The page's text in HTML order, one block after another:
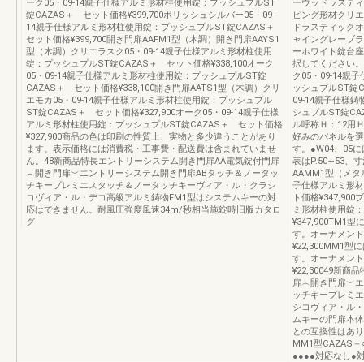
ーク05・09-14親子仕様アルミ形材柱使用錠：プッシュプルST
錠CAZAS＋ セット価格¥399,700ポリッシュシルバー05・09-
14親子仕様アルミ形材柱使用錠：プッシュプルST錠CAZAS＋
セット価格¥399,700開き門扉AAFM1型（木調）開き門扉AAYS1
型（木調）クリエラスク05・09-14親子仕様アルミ形材柱使用
錠：プッシュプルST錠CAZAS＋ セット価格¥338,100オーク
05・09-14親子仕様アルミ形材柱使用錠：プッシュプルST錠
CAZAS＋ セット価格¥338,100開き門扉AATS1型（木調）クリ
エモカ05・09-14親子仕様アルミ形材柱使用錠：プッシュプル
ST錠CAZAS＋ セット価格¥327,900オーク05・09-14親子仕様
アルミ形材柱使用錠：プッシュプルST錠CAZAS＋ セット価格
¥327,900商品の色は印刷の性質上、実物と多少違うことがあり
ます。表示価格には消費税・工事費・配送費は含まれていませ
ん。48新商品特長エントリーシステム開き門扉AA電気錠付門扉
︵開き門扉︶エントリーシステム開き門扉ABタッチ＆ノータッ
チキープレミエスタッチ＆ノータッチキーヴィア・ル・クラシ
コヴィア・ル・デコ高級アルミ鋳物FM1型はシステムキーの対
応はできません。耐風圧強度風速34m/秒相当施錠時旧版カタロ
グ
ーウッドラステ
ピング形材クリ
ドラスティック
ャイングレーブ
ーホワイト錠台
択してください
ク05・09-14親
ッシュプルST錠
09-14親子仕様鋳
シュプルST錠
ル呼称Ｈ：12用
好みのパネルを
す。●W04、05
表はP.50∼53、
AAMM1型（メタ
子仕様アルミ形
ト価格¥347,900
ミ形材柱使用錠
¥347,900TM1型
す。オーナメ
¥22,300MM1型
す。オーナメ
¥22,30049新商品
扉︵開き門扉︶
ッチキープレミ
シコヴィア・ル
ムキーの門扉本
との互換性はあ
MM1型CAZAS
●●●●対応なし●